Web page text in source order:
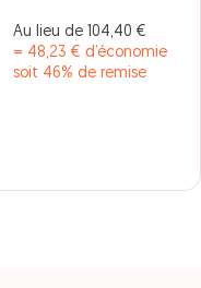
Au lieu de 104,40 €
= 48,23 € d’économie
soit 46% de remise